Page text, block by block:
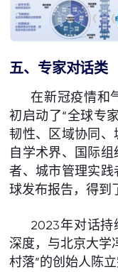
五、专家对话类
在新冠疫情和
初启动了“全球专
韧性、区域协同
自学术界、国际
者、城市管理实
球发布报告，得到
2023年对话持
深度，与北京大学
村落”的创始人陈